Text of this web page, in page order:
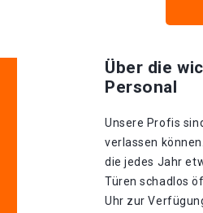
Über die
Personal
Unsere Profis
verlassen
die jedes Jahr
Türen schadlos
Uhr zur